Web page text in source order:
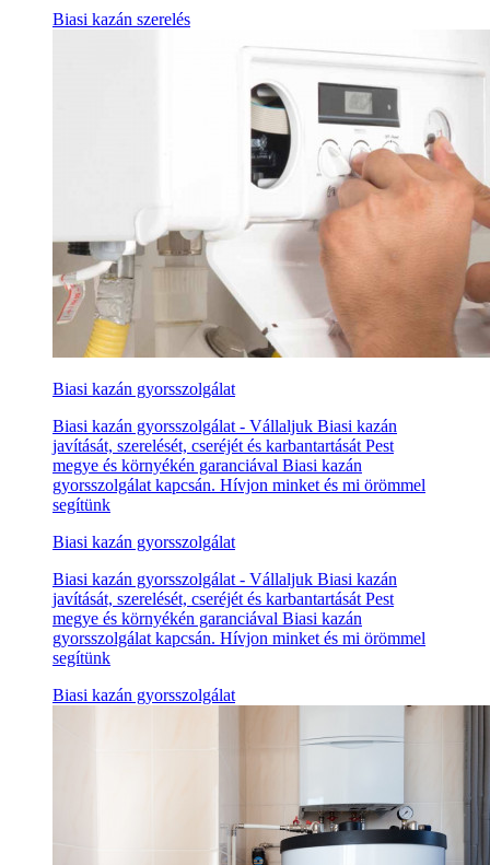
Biasi kazán szerelés
Biasi kazán gyorsszolgálat
Biasi kazán gyorsszolgálat - Vállaljuk Biasi kazán
javítását, szerelését, cseréjét és karbantartását Pest
megye és környékén garanciával Biasi kazán
gyorsszolgálat kapcsán. Hívjon minket és mi örömmel
segítünk
Biasi kazán gyorsszolgálat
Biasi kazán gyorsszolgálat - Vállaljuk Biasi kazán
javítását, szerelését, cseréjét és karbantartását Pest
megye és környékén garanciával Biasi kazán
gyorsszolgálat kapcsán. Hívjon minket és mi örömmel
segítünk
Biasi kazán gyorsszolgálat